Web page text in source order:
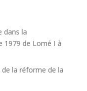
dans la
1979 de Lomé I à
de la réforme de la